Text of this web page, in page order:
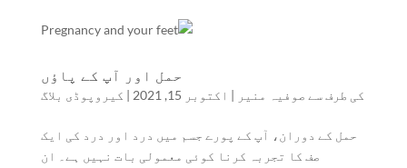
حمل اور آپ کے پاؤں
کی طرف سے صوفیہ منیر | اکتوبر 15, 2021 | کیروپوڈی بلاگ
حمل کے دوران، آپ کے پورے جسم میں درد اور درد کی ایک
صف کا تجربہ کرنا کوئی معمولی بات نہیں ہے۔ ان